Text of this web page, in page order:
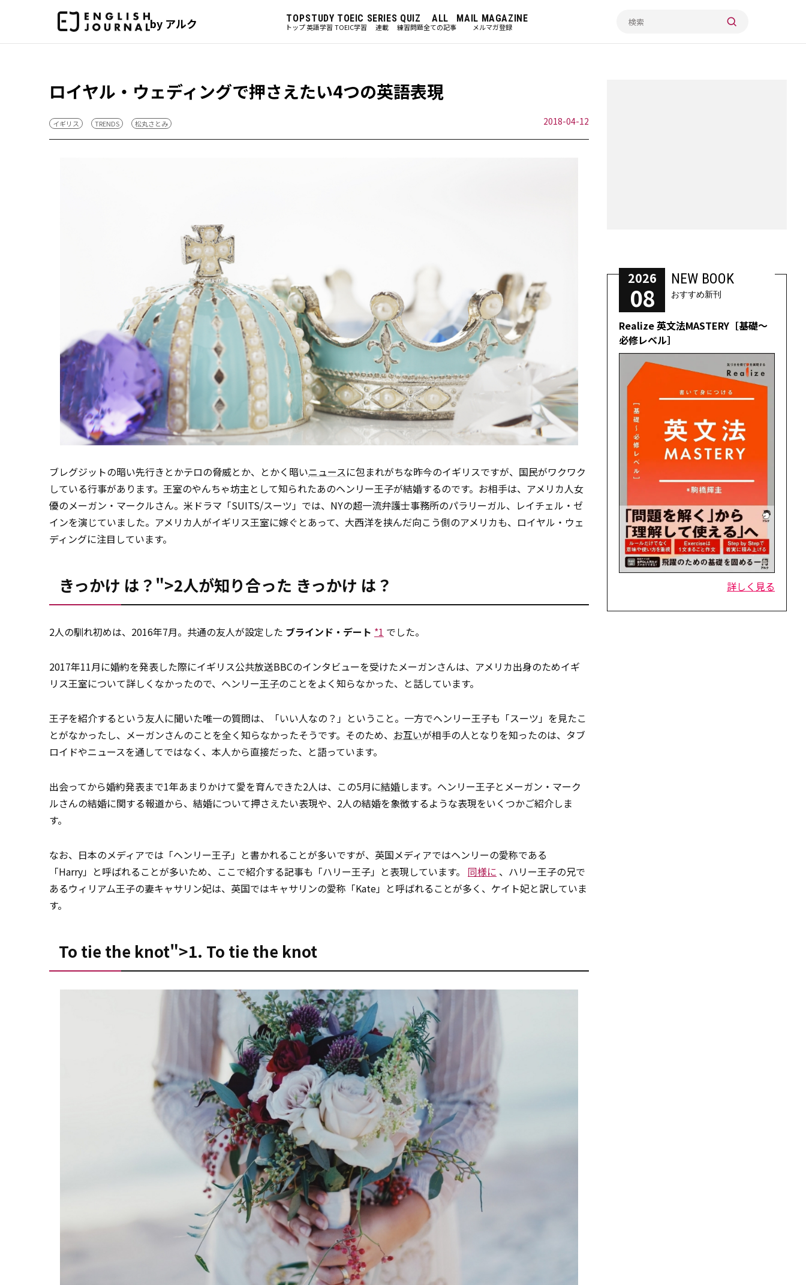
by アルク TOP
トップ
STUDY
英語学習
TOEIC
TOEIC学習
SERIES
連載
QUIZ
練習問題
ALL
全ての記事
MAIL MAGAZINE
メルマガ登録
ロイヤル・ウェディングで押さえたい4つの英語表現
イギリス TRENDS 松丸さとみ 2018-04-12
ブレグジットの暗い先行きとかテロの脅威とか、とかく暗いニュースに包まれがちな昨今のイギリスですが、国民がワクワク
している行事があります。王室のやんちゃ坊主として知られたあのヘンリー王子が結婚するのです。お相手は、アメリカ人女
優のメーガン・マークルさん。米ドラマ「SUITS/スーツ」では、NYの超一流弁護士事務所のパラリーガル、レイチェル・ゼ
インを演じていました。アメリカ人がイギリス王室に嫁ぐとあって、大西洋を挟んだ向こう側のアメリカも、ロイヤル・ウェ
ディングに注目しています。
きっかけ は？">2人が知り合った きっかけ は？
2人の馴れ初めは、2016年7月。共通の友人が設定した ブラインド・デート *1 でした。
2017年11月に婚約を発表した際にイギリス公共放送BBCのインタビューを受けたメーガンさんは、アメリカ出身のためイギ
リス王室について詳しくなかったので、ヘンリー王子のことをよく知らなかった、と話しています。
王子を紹介するという友人に聞いた唯一の質問は、「いい人なの？」ということ。一方でヘンリー王子も「スーツ」を見たこ
とがなかったし、メーガンさんのことを全く知らなかったそうです。そのため、 お互いが相手の人となりを知ったのは、タブ
ロイドやニュースを通してではなく、本人から直接だった、と語っています。
出会ってから婚約発表まで1年あまりかけて愛を育んできた2人は、この5月に結婚します。ヘンリー王子とメーガン・マーク
ルさんの結婚に関する報道から、結婚について押さえたい表現や、2人の結婚を象徴するような表現をいくつかご紹介しま
す。
なお、日本のメディアでは「ヘンリー王子」と書かれることが多いですが、英国メディアではヘンリーの愛称である
「Harry」と呼ばれることが多いため、ここで紹介する記事も「ハリー王子」と表現しています。 同様に 、ハリー王子の兄で
あるウィリアム王子の妻キャサリン妃は、英国ではキャサリンの愛称「Kate」と呼ばれることが多く、ケイト妃と訳していま
す。
To tie the knot">1. To tie the knot
2026
08
NEW BOOK
おすすめ新刊
Realize 英文法MASTERY［基礎～
必修レベル］
詳しく見る